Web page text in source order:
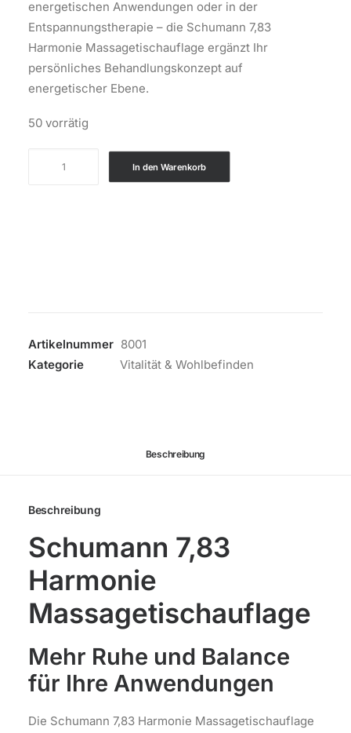
energetischen Anwendungen oder in der
Entspannungstherapie – die Schumann 7,83
Harmonie Massagetischauflage ergänzt Ihr
persönliches Behandlungskonzept auf
energetischer Ebene.
50 vorrätig
In den Warenkorb
Artikelnummer 8001
Kategorie
Vitalität & Wohlbefinden
Beschreibung
Beschreibung
Schumann 7,83
Harmonie
Massagetischauflage
Mehr Ruhe und Balance
für Ihre Anwendungen
Die Schumann 7,83 Harmonie Massagetischauflage